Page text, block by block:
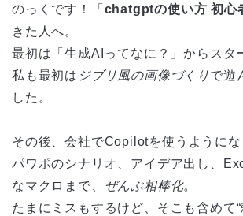
のっくです！「 chatgptの使い方 初心
きた人へ。
最初は「生成AIってなに？」からスタ
私も最初は ジブリ風の画像づくりで遊
した。
その後、会社でCopilotを使うようにな
パワポのシナリオ、アイデア出し、
なマクロまで、 ぜんぶ相棒化。
たまにミスもするけど、そこも含めて“